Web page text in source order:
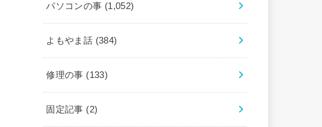
パソコンの事 (1,052)
よもやま話 (384)
修理の事 (133)
固定記事 (2)